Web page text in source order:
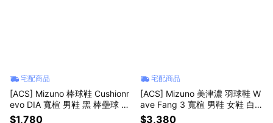
宅配商品
[ACS] Mizuno 棒球鞋 Cushionr
evo DIA 寬楦 男鞋 黑 棒壘球 支
撐 草地 硬地 美津濃 11GP2525-
$1,780
宅配商品
[ACS] Mizuno 美津濃 羽球鞋 W
ave Fang 3 寬楦 男鞋 女鞋 白
避震 室內運動 71GA2613-04
$3,380